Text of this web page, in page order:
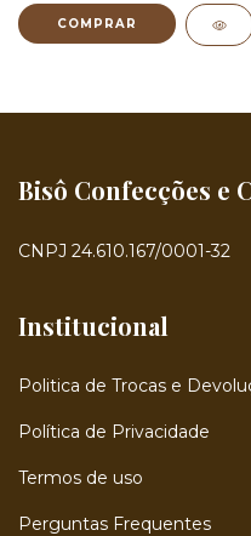
COMPRAR
Bisô Confecções e
CNPJ 24.610.167/0001-32
Institucional
Politica de Trocas e
Política de Privacidade
Termos de uso
Perguntas Frequentes